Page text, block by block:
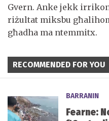
Gvern. Anke jekk
riżultat miksbu
għadha ma ntemmitx.
RECOMMENDED FOR YOU
BARRANIN
Fearne: